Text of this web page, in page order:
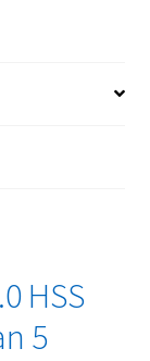
HSS
5